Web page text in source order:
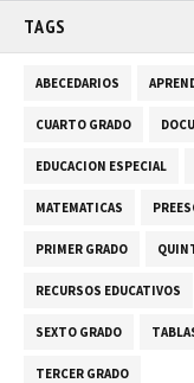
TAGS
ABECEDARIOS
CUARTO GRADO
EDUCACION ESPECIAL
MATEMATICAS
PRIMER GRADO
RECURSOS EDUCATIVOS
SEXTO GRADO
TERCER GRADO